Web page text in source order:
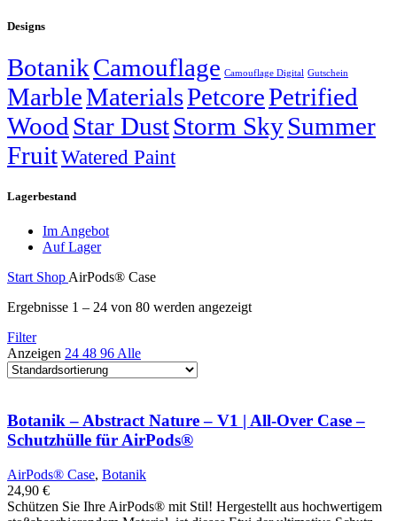
Designs
BotanikCamouflage Camouflage Digital Gutschein
MarbleMaterialsPetcorePetrified
Wood Star DustStorm SkySummer
FruitWatered Paint
Lagerbestand
Im Angebot
Auf Lager
Start Shop AirPods® Case
Ergebnisse 1 – 24 von 80 werden angezeigt
Filter
Anzeigen 24 48 96 Alle
Botanik – Abstract Nature – V1 | All-Over Case –
Schutzhülle für AirPods®
AirPods® Case, Botanik
24,90 €
Schützen Sie Ihre AirPods® mit Stil! Hergestellt aus hochwertigem